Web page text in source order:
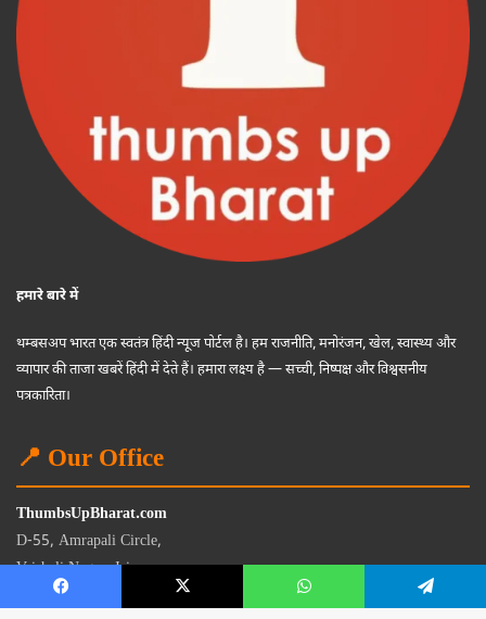
हमारे बारे में
थम्बसअप भारत एक स्वतंत्र हिंदी न्यूज पोर्टल है। हम राजनीति, मनोरंजन, खेल, स्वास्थ्य और
व्यापार की ताजा खबरें हिंदी में देते हैं। हमारा लक्ष्य है — सच्ची, निष्पक्ष और विश्वसनीय
पत्रकारिता।
📍 Our Office
ThumbsUpBharat.com
D-55, Amrapali Circle,
Vaishali Nagar, Jaipur
Rajasthan - 302021